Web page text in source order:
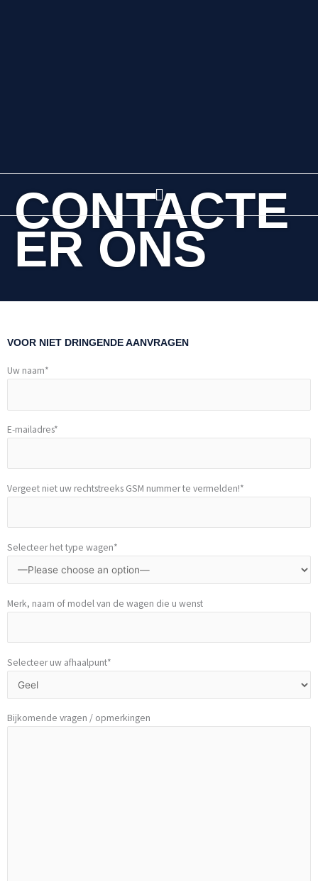
Menu
CONTACTE
ER ONS
VOOR NIET DRINGENDE AANVRAGEN
Uw naam*
E-mailadres*
Vergeet niet uw rechtstreeks GSM nummer te vermelden!*
Selecteer het type wagen*
Merk, naam of model van de wagen die u wenst
Selecteer uw afhaalpunt*
Bijkomende vragen / opmerkingen